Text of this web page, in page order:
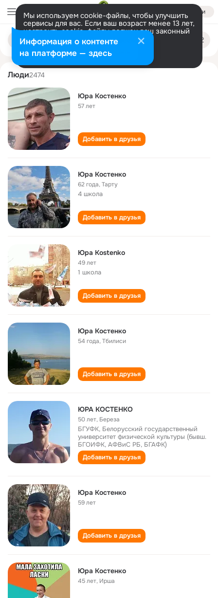
Войти
Мы используем cookie-файлы, чтобы улучшить
сервисы для вас. Если ваш возраст менее 13 лет,
настроить cookie-файлы должен ваш законный
представитель. Больше информации
Разрешить все Настроить
Поиск
людям
yura kostenko
Люди2474
Юра Костенко
57 лет
Добавить в друзья
Юра Костенко
62 года,Тарту
4 школа
Добавить в друзья
Юра Kostenko
49 лет
1 школа
Добавить в друзья
Юра Костенко
54 года,Тбилиси
Добавить в друзья
ЮРА КОСТЕНКО
50 лет, Береза
БГУФК, Белорусский государственный
университет физической культуры (бывш.
БГОИФК, АФВиС РБ, БГАФК)
Добавить в друзья
Юра Костенко
59 лет
Добавить в друзья
Юра Костенко
45 лет, Ирша
Информация о контенте
на платформе — здесь